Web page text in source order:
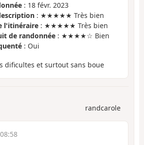
: 18 févr. 2023
: ★★★★★ Très bien
l'itinéraire : ★★★★★ Très bien
de randonnée : ★★★★☆ Bien
: Oui
dificultes et surtout sans boue
randcarole